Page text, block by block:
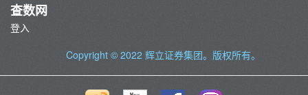
查数网
登入
Copyright © 2022 辉立证券集团。版权所有。